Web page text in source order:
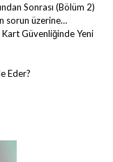
Sonrası (Bölüm 2)
sorun üzerine…
Güvenliğinde Yeni
Eder?